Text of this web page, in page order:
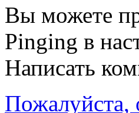
Вы можете
Pinging в
Написать
Пожалуйста,